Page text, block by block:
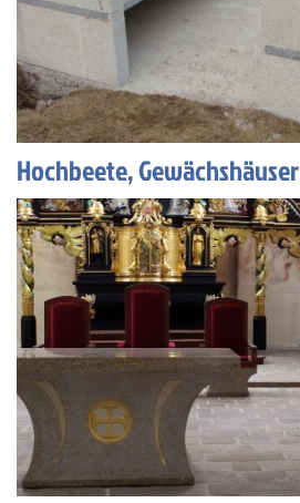
Hochbeete, Gewächshäuser